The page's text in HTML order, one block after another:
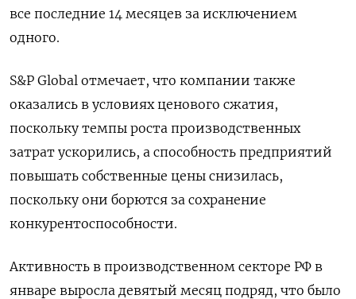
все последние 14 месяцев за исключением
одного.
S&P Global отмечает, что компании также
оказались в условиях ценового сжатия,
поскольку темпы роста производственных
затрат ускорились, а способность предприятий
повышать собственные цены снизилась,
поскольку они борются за сохранение
конкурентоспособности.
Активность в производственном секторе РФ в
январе выросла девятый месяц подряд, что было